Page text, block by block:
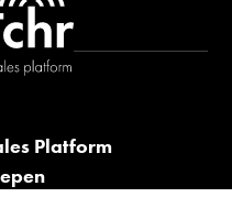
Platform